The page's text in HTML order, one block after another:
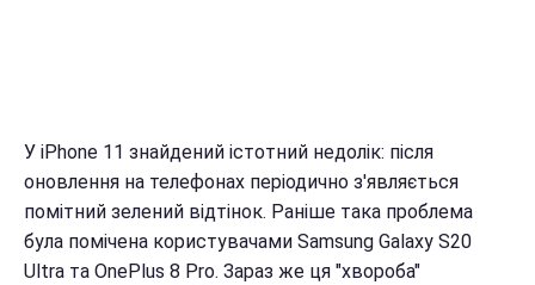
У iPhone 11 знайдений істотний недолік: після
оновлення на телефонах періодично з'являється
помітний зелений відтінок. Раніше така проблема
була помічена користувачами Samsung Galaxy S20
Ultra та OnePlus 8 Pro. Зараз же ця "хвороба"